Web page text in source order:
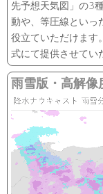
先予想天気図」の3
動や、等圧線といっ
役立ていただけます
式にて提供させてい
雨雪版・高解像